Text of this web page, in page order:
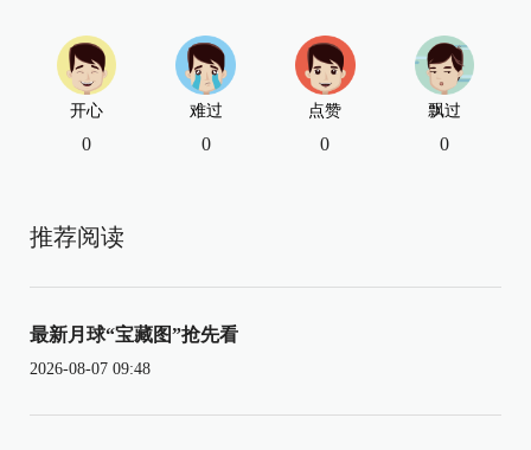
开心
0
难过
0
点赞
0
飘过
0
推荐阅读
最新月球“宝藏图”抢先看
2026-08-07 09:48